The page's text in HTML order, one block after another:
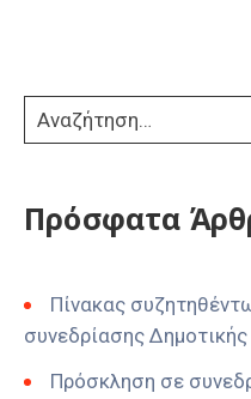
Πρόσφατα
Πίνακας
συνεδρίασης
Πρόσκληση σε